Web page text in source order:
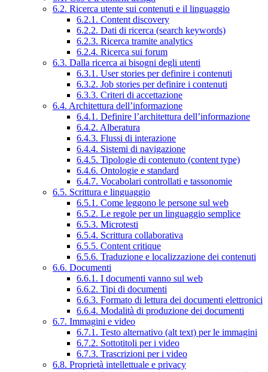
6.2. Ricerca utente sui contenuti e il linguaggio
6.2.1. Content discovery
6.2.2. Dati di ricerca (search keywords)
6.2.3. Ricerca tramite analytics
6.2.4. Ricerca sui forum
6.3. Dalla ricerca ai bisogni degli utenti
6.3.1. User stories per definire i contenuti
6.3.2. Job stories per definire i contenuti
6.3.3. Criteri di accettazione
6.4. Architettura dell’informazione
6.4.1. Definire l’architettura dell’informazione
6.4.2. Alberatura
6.4.3. Flussi di interazione
6.4.4. Sistemi di navigazione
6.4.5. Tipologie di contenuto (content type)
6.4.6. Ontologie e standard
6.4.7. Vocabolari controllati e tassonomie
6.5. Scrittura e linguaggio
6.5.1. Come leggono le persone sul web
6.5.2. Le regole per un linguaggio semplice
6.5.3. Microtesti
6.5.4. Scrittura collaborativa
6.5.5. Content critique
6.5.6. Traduzione e localizzazione dei contenuti
6.6. Documenti
6.6.1. I documenti vanno sul web
6.6.2. Tipi di documenti
6.6.3. Formato di lettura dei documenti elettronici
6.6.4. Modalità di produzione dei documenti
6.7. Immagini e video
6.7.1. Testo alternativo (alt text) per le immagini
6.7.2. Sottotitoli per i video
6.7.3. Trascrizioni per i video
6.8. Proprietà intellettuale e privacy